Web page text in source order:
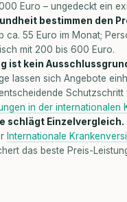
Euro – ungedeckt ein
bestimmen den
ca. 55 Euro im Monat;
mit 200 bis 600 Euro.
ist kein
lassen sich Angebote
in der internationalen
schlägt Einzelvergleich.
Internationale
das beste Preis-